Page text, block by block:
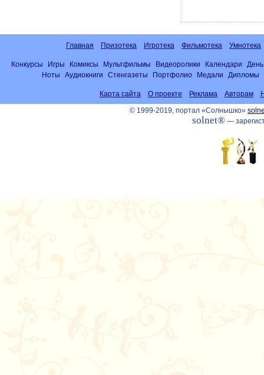
Главная Призотека Игротека Фильмотека Умнотека
Конкурсы Игры Комиксы Мультфильмы Видеоролики Календари
Ноты
Аудиокниги Стенгазеты Портфолио Медали Дипломы
Карта сайта О проекте Реклама Авторам
© 1999-2019, портал «Солнышко»
solnet®—